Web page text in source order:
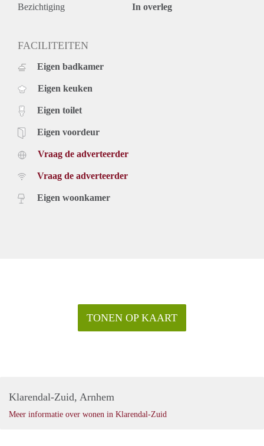
Bezichtiging In overleg
FACILITEITEN
Eigen badkamer
Eigen keuken
Eigen toilet
Eigen voordeur
Vraag de adverteerder
Vraag de adverteerder
Eigen woonkamer
TONEN OP KAART
Klarendal-Zuid, Arnhem
Meer informatie over wonen in Klarendal-Zuid